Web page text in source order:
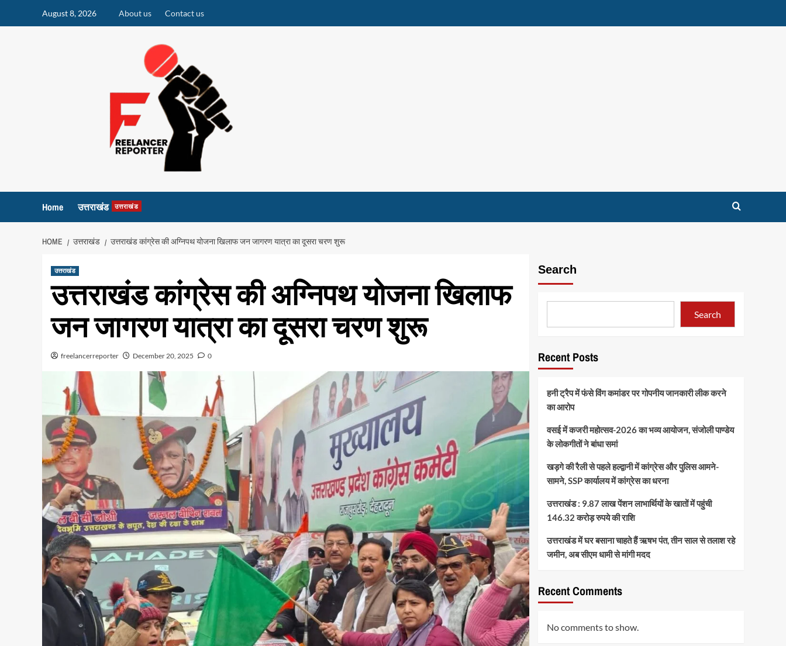
August 8, 2026 About us Contact us
Home उत्तराखंड उत्तराखंड
HOME उत्तराखंड उत्तराखंड कांग्रेस की अग्निपथ योजना खिलाफ जन जागरण यात्रा का दूसरा चरण शुरू
उत्तराखंड
उत्तराखंड कांग्रेस की अग्निपथ योजना खिलाफ
जन जागरण यात्रा का दूसरा चरण शुरू
freelancerreporter December 20, 2025 0
Search
Search
Recent Posts
हनी ट्रैप में फंसे विंग कमांडर पर गोपनीय जानकारी लीक करने
का आरोप
वसई में कजरी महोत्सव-2026 का भव्य आयोजन, संजोली पाण्डेय
के लोकगीतों ने बांधा समां
खड़गे की रैली से पहले हल्द्वानी में कांग्रेस और पुलिस आमने-
सामने, SSP कार्यालय में कांग्रेस का धरना
उत्तराखंड : 9.87 लाख पेंशन लाभार्थियों के खातों में पहुंची
146.32 करोड़ रुपये की राशि
उत्तराखंड में घर बसाना चाहते हैं ऋषभ पंत, तीन साल से तलाश रहे
जमीन, अब सीएम धामी से मांगी मदद
Recent Comments
No comments to show.